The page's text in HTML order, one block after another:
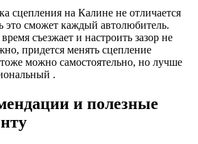
сцепления на Калине не отличается
это сможет каждый автолюбитель.
съезжает и настроить зазор не
придется менять сцепление
можно самостоятельно, но лучше
.
и полезные